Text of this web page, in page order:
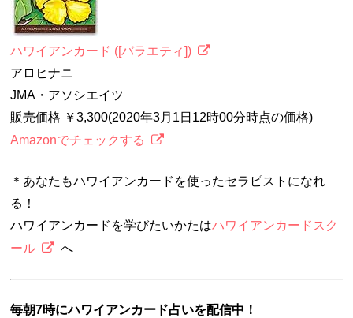
ハワイアンカード ([バラエティ])
アロヒナニ
JMA・アソシエイツ
販売価格 ￥3,300(2020年3月1日12時00分時点の価格)
Amazonでチェックする
＊あなたもハワイアンカードを使ったセラピストになれ
る！
ハワイアンカードを学びたいかたはハワイアンカードスク
ール
へ
毎朝7時にハワイアンカード占いを配信中！